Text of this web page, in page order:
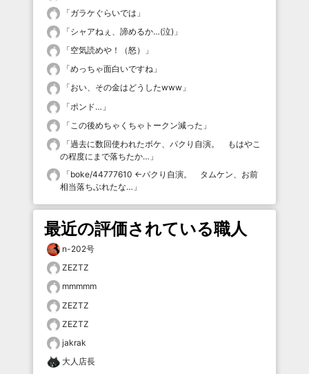
「ガラケぐらいでは 」
「シャアねぇ、諦めるか…(泣) 」
「空気読めや！（怒）
」
「めっちゃ面白いですね 」
「おい、その金はどうしたwww 」
「ポンド… 」
「 この後めちゃくちゃトークン減った 」
「過去に数回使われたボケ、パクり自演。 もはやこ
の程度にまで落ちたか… 」
「boke/44777610 ←パクり自演。 タムケン、お前
相当落ちぶれたな… 」
最近の評価されている職人
n-202号
ZEZTZ
mmmmm
ZEZTZ
ZEZTZ
jakrak
大人店長